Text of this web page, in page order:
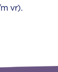
vr).